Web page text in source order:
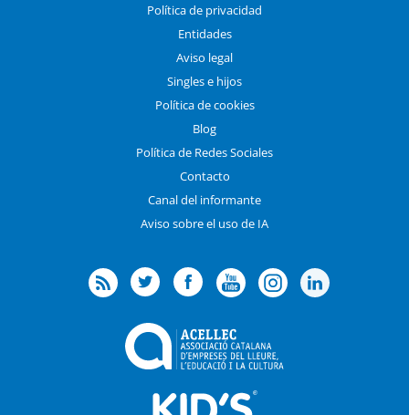
Política de privacidad
Entidades
Aviso legal
Singles e hijos
Política de cookies
Blog
Política de Redes Sociales
Contacto
Canal del informante
Aviso sobre el uso de IA